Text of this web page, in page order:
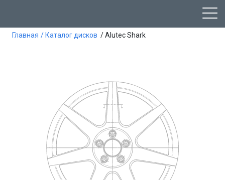
Главная / Каталог дисков / Alutec Shark